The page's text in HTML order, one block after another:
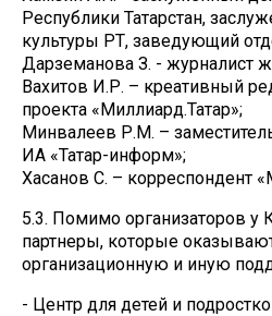
Республики Татарстан,
культуры РТ, заведующий
Дарземанова З. - журналист
Вахитов И.Р. – креативный
проекта «Миллиард.Татар»;
Минвалеев Р.М. –
ИА «Татар-информ»;
Хасанов С. – корреспондент
5.3. Помимо организаторов у
партнеры, которые
организационную и иную
- Центр для детей и